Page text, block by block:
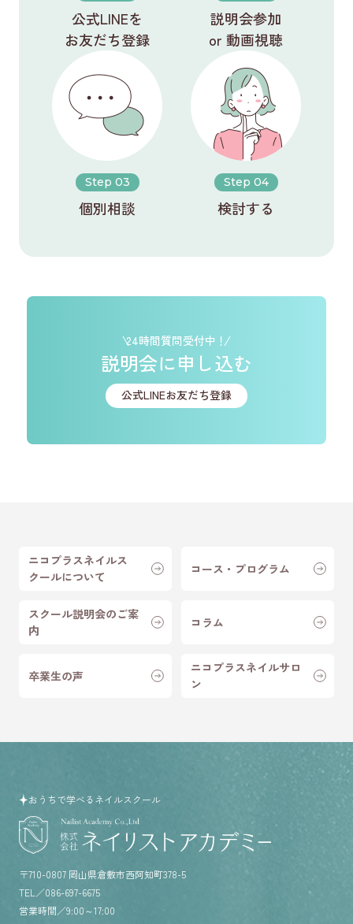
公式LINEを
お友だち登録
説明会参加
or 動画視聴
Step 03
個別相談
Step 04
検討する
24時間質問受付中！
説明会に申し込む
公式LINEお友だち登録
ニコプラスネイルス
クールについて
コース・プログラム
スクール説明会のご案
内
コラム
卒業生の声
ニコプラスネイルサロ
ン
おうちで学べるネイルスクール
住所／
〒710-0807 岡山県倉敷市西阿知町378-5
TEL／086-697-6675
営業時間／9:00～17:00